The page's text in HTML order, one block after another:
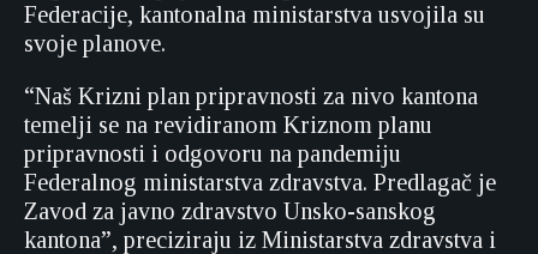
Federacije, kantonalna ministarstva usvojila su
svoje planove.
“Naš Krizni plan pripravnosti za nivo kantona
temelji se na revidiranom Kriznom planu
pripravnosti i odgovoru na pandemiju
Federalnog ministarstva zdravstva. Predlagač je
Zavod za javno zdravstvo Unsko-sanskog
kantona”, preciziraju iz Ministarstva zdravstva i